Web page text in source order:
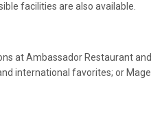
facilities are also available.
at Ambassador Restaurant
international favorites; or